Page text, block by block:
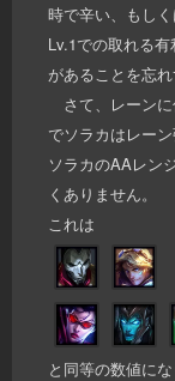
時で辛い、もし
Lv.1での取れる
があることを忘れ
さて、レーン
でソラカはレーン
ソラカのAAレン
くありません。
これは
と同等の数値にな